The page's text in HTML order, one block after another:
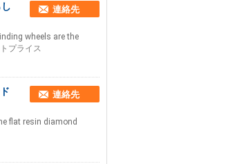
連絡先
wheels are the
プライス
連絡先
flat resin diamond